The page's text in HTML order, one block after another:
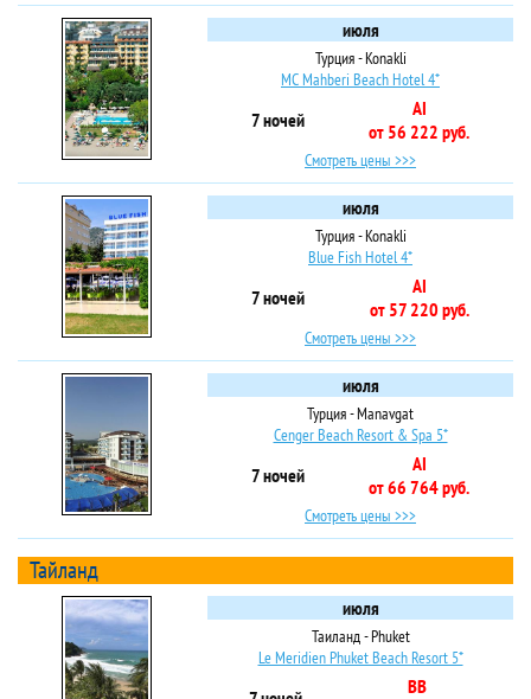
июля
Турция - Konakli
MC Mahberi Beach Hotel 4*
7 ночей
AI
от 56 222 руб.
Смотреть цены >>>
июля
Турция - Konakli
Blue Fish Hotel 4*
7 ночей
AI
от 57 220 руб.
Смотреть цены >>>
июля
Турция - Manavgat
Cenger Beach Resort & Spa 5*
7 ночей
AI
от 66 764 руб.
Смотреть цены >>>
Тайланд
июля
Таиланд - Phuket
Le Meridien Phuket Beach Resort 5*
BB